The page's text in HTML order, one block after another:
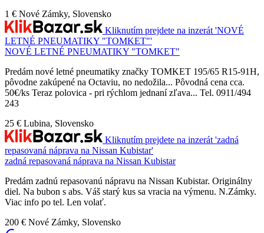
1 € Nové Zámky, Slovensko
Kliknutím prejdete na inzerát 'NOVÉ
LETNÉ PNEUMATIKY "TOMKET"'
NOVÉ LETNÉ PNEUMATIKY "TOMKET"
Predám nové letné pneumatiky značky TOMKET 195/65 R15-91H,
pôvodne zakúpené na Octaviu, no nedožila... Pôvodná cena cca.
50€/ks Teraz polovica - pri rýchlom jednaní zľava... Tel. 0911/494
243
25 € Lubina, Slovensko
Kliknutím prejdete na inzerát 'zadná
repasovaná náprava na Nissan Kubistar'
zadná repasovaná náprava na Nissan Kubistar
Predám zadnú repasovanú nápravu na Nissan Kubistar. Originálny
diel. Na bubon s abs. Váš starý kus sa vracia na výmenu. N.Zámky.
Viac info po tel. Len volať.
200 € Nové Zámky, Slovensko